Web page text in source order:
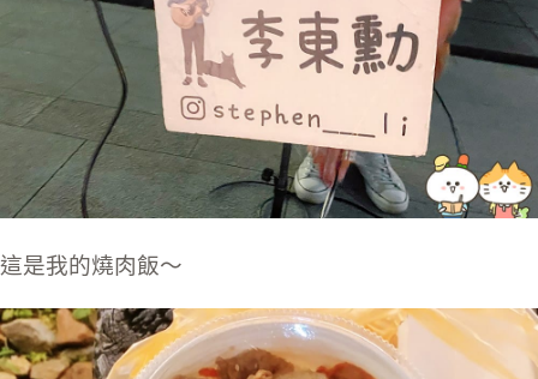
這是我的燒肉飯～